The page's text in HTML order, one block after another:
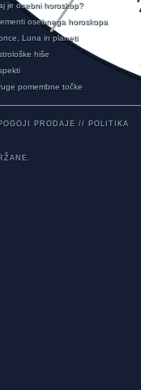
je osebni horoskop?
osebnega horoskopa
Luna in planeti
hiše
pomembne točke
PRODAJE // POLITIKA